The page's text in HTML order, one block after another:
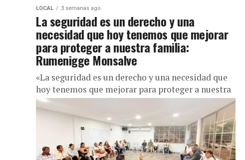
LOCAL 3 semanas ago
La seguridad es un derecho y una
necesidad que hoy tenemos que mejorar
para proteger a nuestra familia:
Rumenigge Monsalve
«La seguridad es un derecho y una necesidad que
hoy tenemos que mejorar para proteger a nuestra
familia», manifestó Rumenigge Monsalve,
exalcalde del municipio de Malambo....